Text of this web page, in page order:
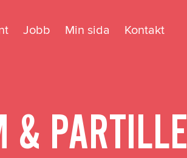
Jobb Min sida Kontakt
& PARTILLE